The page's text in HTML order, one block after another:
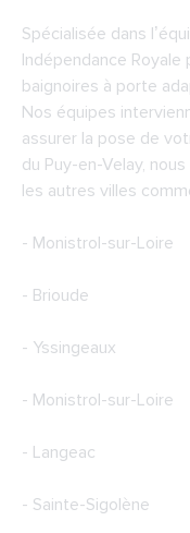
Spécialisée dans
Indépendance
baignoires à porte
Nos équipes
assurer la pose de
du Puy-en-Velay,
les autres villes
- Monistrol-sur-Loire
- Brioude
- Yssingeaux
- Monistrol-sur-Loire
- Langeac
- Sainte-Sigolène